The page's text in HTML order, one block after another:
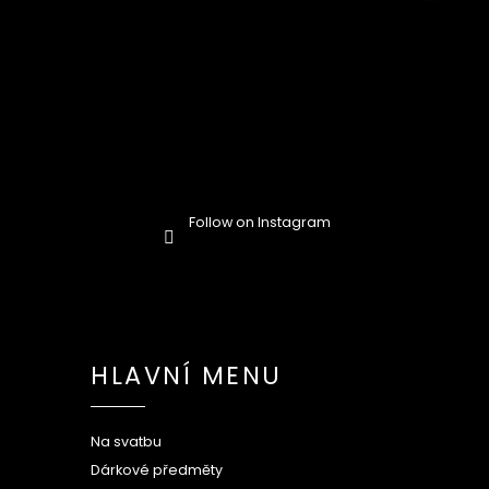
Follow on Instagram
HLAVNÍ MENU
Na svatbu
Dárkové předměty